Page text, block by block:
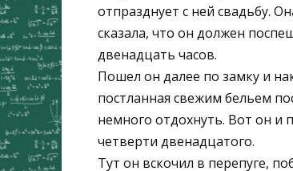
отпразднует с ней свадьбу.
сказала, что он должен
двенадцать часов.
Пошел он далее по замку и
постланная свежим бельем
немного отдохнуть. Вот он и
четверти двенадцатого.
Тут он вскочил в перепуге,